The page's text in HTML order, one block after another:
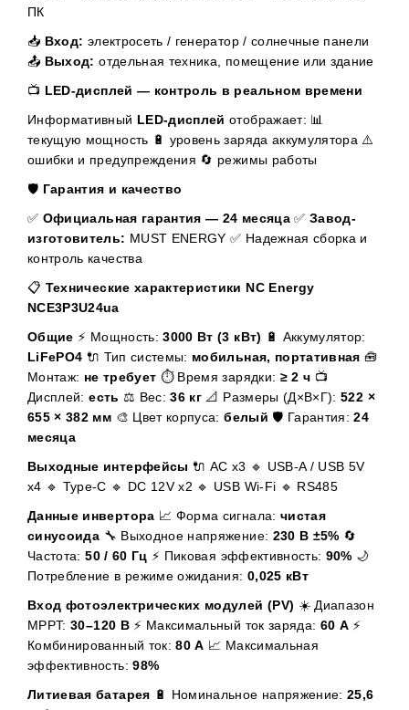
ПК
📥 Вход: электросеть / генератор / солнечные панели
📤 Выход: отдельная техника, помещение или здание
📺 LED-дисплей — контроль в реальном времени
Информативный LED-дисплей отображает: 📊
текущую мощность 🔋 уровень заряда аккумулятора ⚠️
ошибки и предупреждения 🔄 режимы работы
🛡️ Гарантия и качество
✅ Официальная гарантия — 24 месяца✅ Завод-
изготовитель: MUST ENERGY ✅ Надежная сборка и
контроль качества
📋 Технические характеристики NC Energy
NCE3P3U24ua
Общие ⚡ Мощность:3000 Вт (3 кВт) 🔋 Аккумулятор:
LiFePO4 🔌 Тип системы: мобильная, портативная 🧰
Монтаж: не требует ⏱️ Время зарядки: ≥ 2 ч 📺
Дисплей:есть ⚖️ Вес:36 кг 📐 Размеры (Д×В×Г):522 ×
655 × 382 мм 🎨 Цвет корпуса:белый 🛡️ Гарантия:24
месяца
Выходные интерфейсы 🔌 AC x3 🔹 USB-A / USB 5V
x4 🔹 Type-C 🔹 DC 12V x2 🔹 USB Wi-Fi 🔹 RS485
Данные инвертора 📈 Форма сигнала: чистая
синусоида 🔧 Выходное напряжение: 230 В ±5% 🔄
Частота:50 / 60 Гц ⚡ Пиковая эффективность: 90% 🌙
Потребление в режиме ожидания: 0,025 кВт
Вход фотоэлектрических модулей (PV) ☀️ Диапазон
MPPT:30–120 В⚡ Максимальный ток заряда: 60 А ⚡
Комбинированный ток:80 А 📈 Максимальная
эффективность:98%
Литиевая батарея 🔋 Номинальное напряжение:25,6